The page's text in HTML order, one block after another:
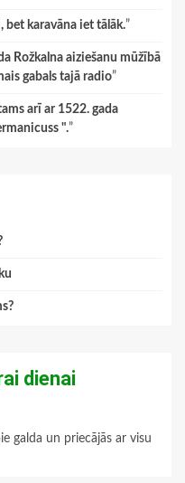
bet karavāna iet tālāk.”
Rožkalna aiziešanu mūžībā
gabals tajā radio”
arī ar 1522. gada
".”
dienai
galda un priecājās ar visu